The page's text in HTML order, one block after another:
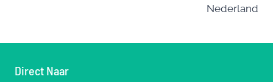
Nederland
Direct Naar